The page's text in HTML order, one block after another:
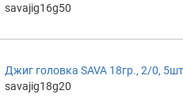
savajig16g50
Джиг головка SAVA 18гр., 2/0, 5шт
savajig18g20